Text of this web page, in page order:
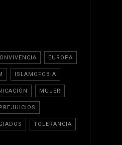
EUROPA
ISLAMOFOBIA
MUJER
PREJUICIOS
TOLERANCIA